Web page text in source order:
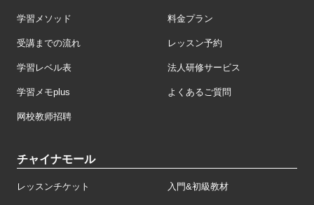
学習メソッド 料金プラン
受講までの流れ レッスン予約
学習レベル表 法人研修サービス
学習メモplus よくあるご質問
网校教师招聘
チャイナモール
レッスンチケット 入門&初級教材